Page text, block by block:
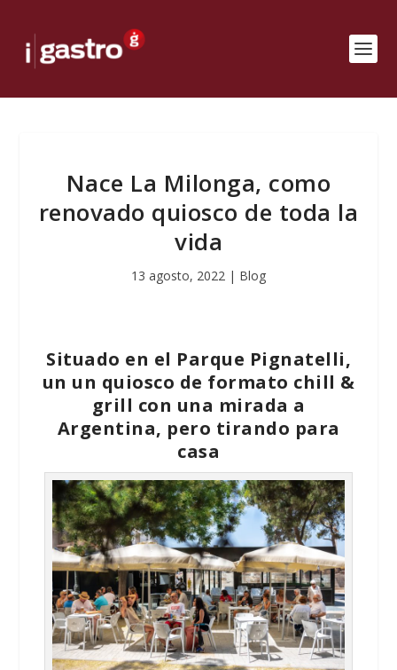
Nace La Milonga, como
renovado quiosco de toda la
vida
13 agosto, 2022 | Blog
Situado en el Parque Pignatelli,
un un quiosco de formato chill &
grill con una mirada a
Argentina, pero tirando para
casa